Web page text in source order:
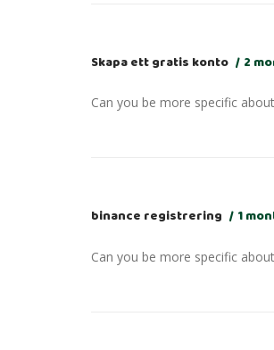
Skapa ett gratis konto 2
Can you be more specific
binance registrering 1
Can you be more specific